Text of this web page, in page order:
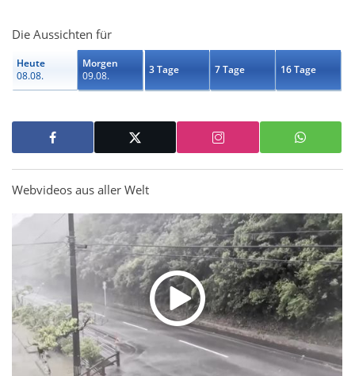
Die Aussichten für
Heute
08.08.
Morgen
09.08.
3 Tage 7 Tage 16 Tage
Webvideos aus aller Welt